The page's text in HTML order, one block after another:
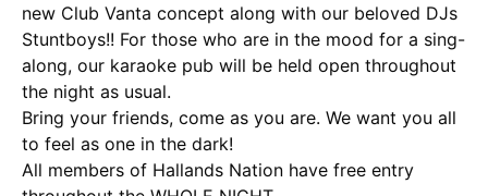
new Club Vanta concept along with our beloved DJs
Stuntboys!! For those who are in the mood for a sing-
along, our karaoke pub will be held open throughout
the night as usual.
Bring your friends, come as you are. We want you all
to feel as one in the dark!
All members of Hallands Nation have free entry